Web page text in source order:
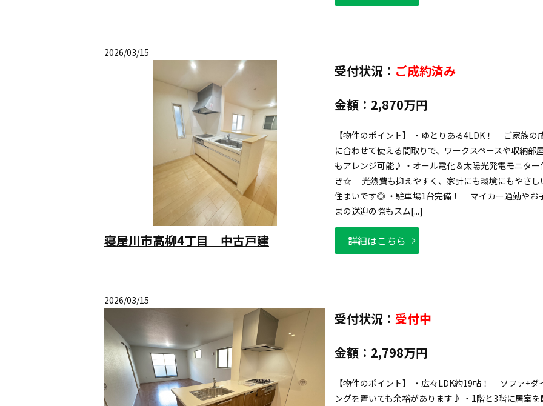
2026/03/15
寝屋川市高柳4丁目 中古戸建
受付状況： ご成約済み
金額： 2,870万円
【物件のポイント】 ・ゆとりある4LDK！ ご家族の
に合わせて使える間取りで、ワークスペースや収納部
もアレンジ可能♪ ・オール電化＆太陽光発電モニター
き☆ 光熱費も抑えやすく、家計にも環境にもやさし
住まいです◎ ・駐車場1台完備！ マイカー通勤やお
まの送迎の際もスム[...]
詳細はこちら
2026/03/15
受付状況： 受付中
金額： 2,798万円
【物件のポイント】 ・広々LDK約19帖！ ソファ+ダ
ングを置いても余裕があります♪ ・1階と3階に居室を